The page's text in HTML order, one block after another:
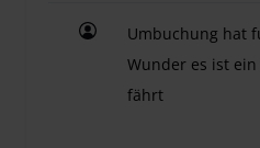
Umbuchung hat
Wunder es ist
fährt